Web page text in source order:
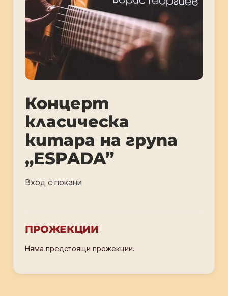
Концерт
класическа
китара на група
„ESPADA”
Вход с покани
ПРОЖЕКЦИИ
Няма предстоящи прожекции.